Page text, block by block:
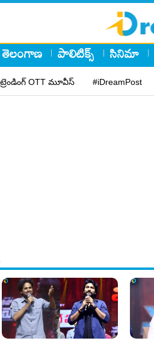
తెలంగాణ పాలిటిక్స్ సినిమా
OTT మూవీస్ #iDreamPost